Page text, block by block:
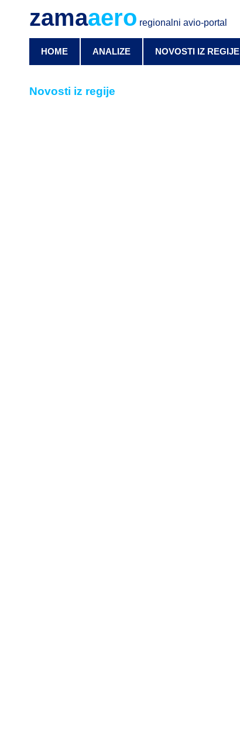
zamaaero regionalni avio-portal
HOME ANALIZE NOVOSTI IZ REGIJE
Novosti iz regije